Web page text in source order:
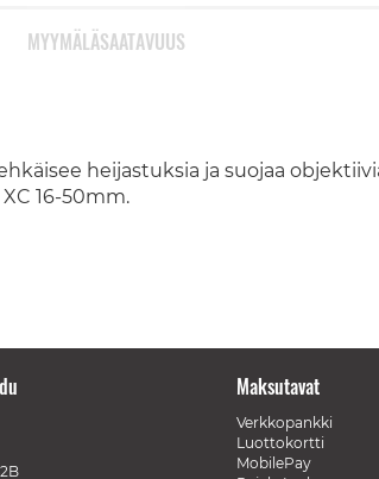
heijastuksia ja suojaa
16-50mm.
MYYMÄLÄSAATAVUUS
Maksutavat
Verkkopankki
Luottokortti
MobilePay